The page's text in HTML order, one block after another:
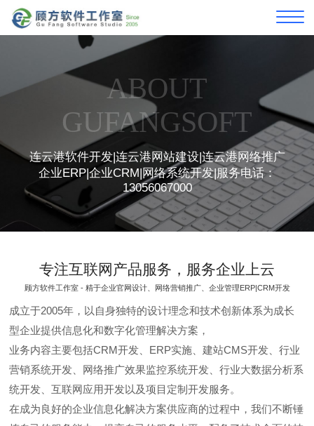
ABOUT
GUFANGSOFT
连云港软件开发|连云港网站建设|连云港网络推广
企业ERP|企业CRM|网络系统开发|服务电话：
13056067000
专注互联网产品服务，服务企业上云
顾方软件工作室 - 精于企业官网设计、网络营销推广、企业管理ERP|CRM开发
成立于2005年，以自身独特的设计理念和技术创新体系为成长
型企业提供信息化和数字化管理解决方案，
业务内容主要包括CRM开发、ERP实施、建站CMS开发、行业
营销系统开发、网络推广效果监控系统开发、行业大数据分析系
统开发、互联网应用开发以及项目定制开发服务。
在成为良好的企业信息化解决方案供应商的过程中，我们不断锤